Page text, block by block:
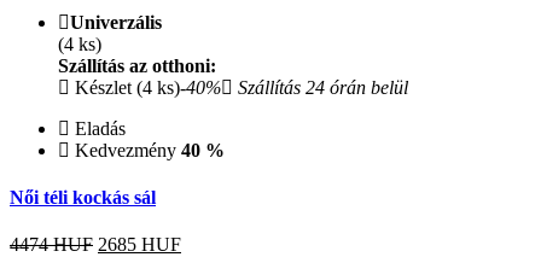
Univerzális
(4 ks)
Szállítás az otthoni:
Készlet (4 ks)-40%
Szállítás 24 órán belül
Eladás
Kedvezmény 40 %
Női téli kockás sál
4474 HUF 2685 HUF